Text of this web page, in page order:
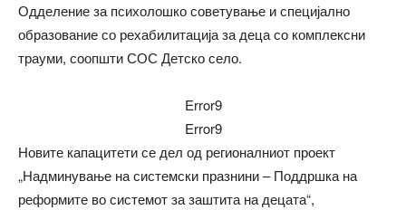
Одделение за психолошко советување и специјално
образование со рехабилитација за деца со комплексни
трауми, соопшти СОС Детско село.
Error9
Error9
Новите капацитети се дел од регионалниот проект
„Надминување на системски празнини – Поддршка на
реформите во системот за заштита на децата“,